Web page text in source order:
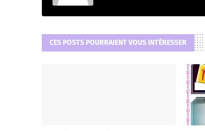
CES POSTS POURRAIENT VOUS INTÉRESSER